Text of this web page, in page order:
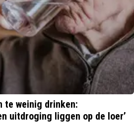
te weinig drinken:
uitdroging liggen op de loer’